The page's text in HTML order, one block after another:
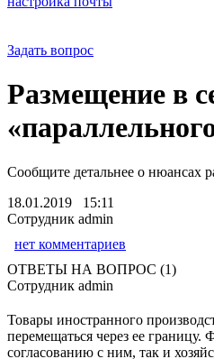
Задать вопрос
Размещение в
Сообщите детальнее о нюансах
18.01.2019 15:11
Сотрудник admin
нет комментариев
ОТВЕТЫ НА ВОПРОС (1)
Сотрудник admin
Товары иностранного
перемещаться через ее
согласованию с ним, так и